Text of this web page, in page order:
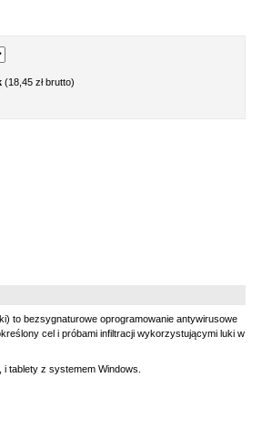
(18,45 zł brutto)
to bezsygnaturowe oprogramowanie antywirusowe
cel i próbami infiltracji wykorzystującymi luki w
tablety z systemem Windows.